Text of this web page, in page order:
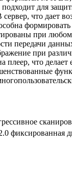
для
что дает
при
передачи
при
что
фиксированная